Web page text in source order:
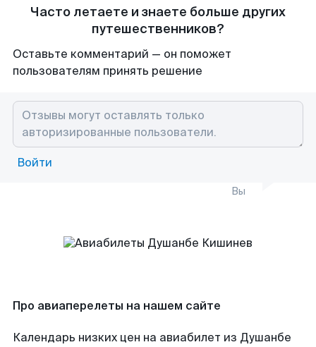
Часто летаете и знаете больше других
путешественников?
Оставьте комментарий — он поможет
пользователям принять решение
Войти
Вы
Про авиаперелеты на нашем сайте
Календарь низких цен на авиабилет из Душанбе